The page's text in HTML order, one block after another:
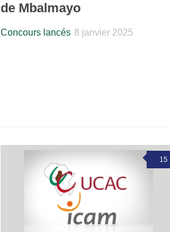
de Mbalmayo
Concours lancés 8 janvier 2025
15